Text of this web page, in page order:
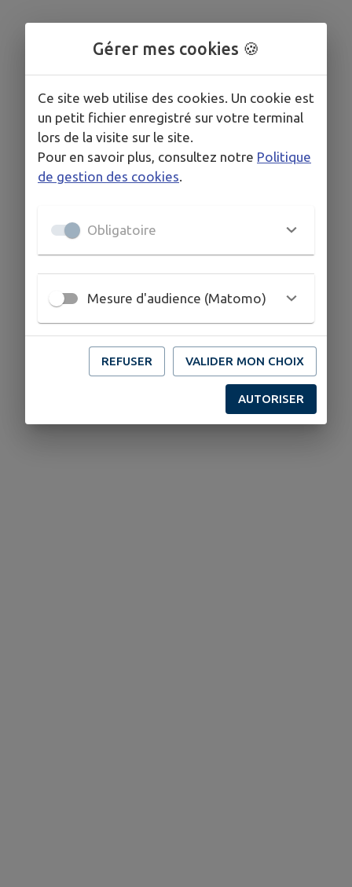
Gérer mes cookies 🍪
Ce site web utilise des cookies. Un cookie est
un petit fichier enregistré sur votre terminal
lors de la visite sur le site.
Pour en savoir plus, consultez notre Politique
de gestion des cookies
Obligatoire
Mesure d'audience (Matomo)
REFUSER VALIDER MON CHOIX
AUTORISER